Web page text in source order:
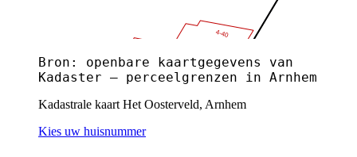
Bron: openbare kaartgegevens van
Kadaster — perceelgrenzen in Arnhem
Kadastrale kaart Het Oosterveld, Arnhem
Kies uw huisnummer